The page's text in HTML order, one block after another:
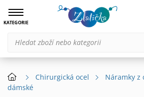
KATEGORIE
Chirurgická ocel
Náramky z
dámské